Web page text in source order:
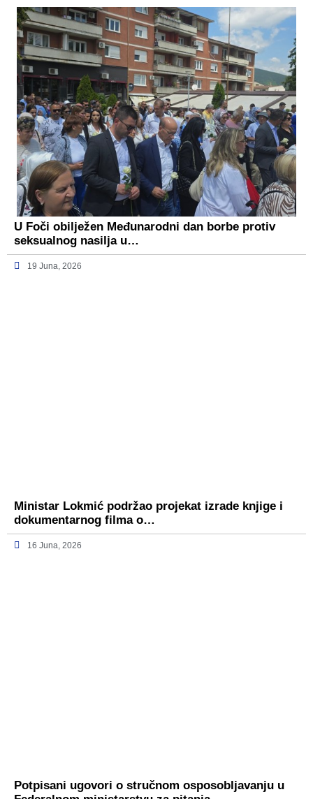
U Foči obilježen Međunarodni dan borbe protiv
seksualnog nasilja u…
19 Juna, 2026
Ministar Lokmić podržao projekat izrade knjige i
dokumentarnog filma o…
16 Juna, 2026
Potpisani ugovori o stručnom osposobljavanju u